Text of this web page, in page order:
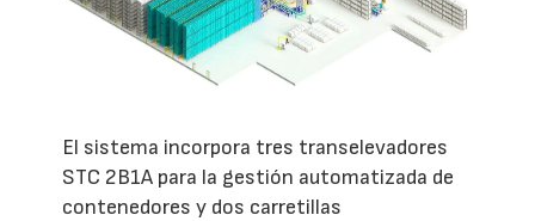
El sistema incorpora tres transelevadores
STC 2B1A para la gestión automatizada de
contenedores y dos carretillas